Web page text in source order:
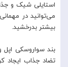
استایلی شیک و
می‌توانید در
بیشتر بدرخشید.
بند سواروسکی
تضاد جذاب ایجاد